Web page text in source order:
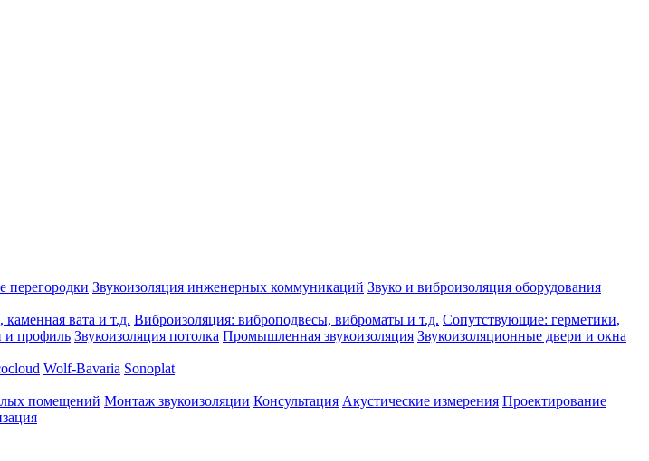
перегородки Звукоизоляция инженерных коммуникаций Звуко и виброизоляция оборудования
вата и т.д. Виброизоляция: виброподвесы, виброматы и т.д. Сопутствующие: герметики,
и профиль Звукоизоляция потолка Промышленная звукоизоляция Звукоизоляционные двери и окна
Wolf-Bavaria Sonoplat
помещений Монтаж звукоизоляции Консультация Акустические измерения Проектирование